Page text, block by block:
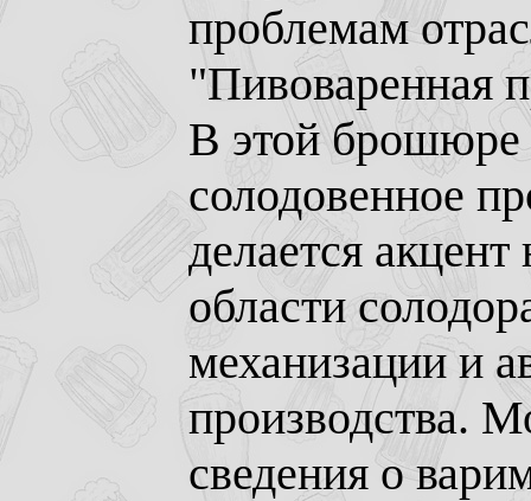
проблемам
"Пивоваренная
В этой брошюре
солодовенное
делается
области
механизации и
производства.
сведения о